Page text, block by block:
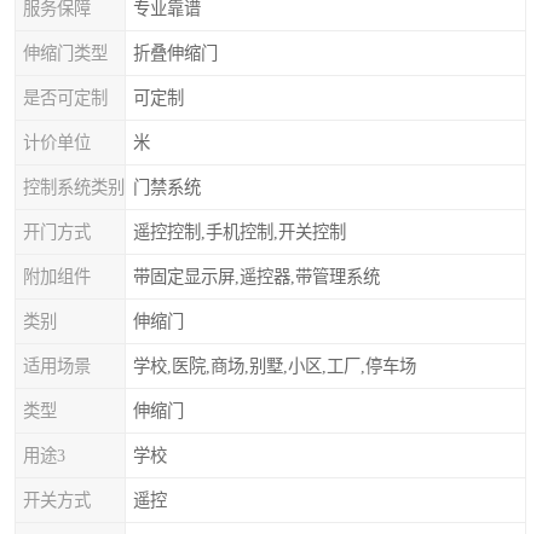
服务保障 专业靠谱
伸缩门类型 折叠伸缩门
是否可定制 可定制
计价单位 米
控制系统类别 门禁系统
开门方式 遥控控制,手机控制,开关控制
附加组件 带固定显示屏,遥控器,带管理系统
类别 伸缩门
适用场景 学校,医院,商场,别墅,小区,工厂,停车场
类型 伸缩门
用途3 学校
开关方式 遥控